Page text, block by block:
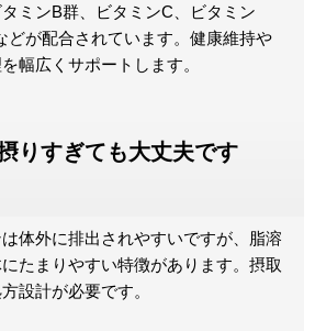
ミンB群、ビタミンC、ビタミン
どが配合されています。健康維持や
幅広くサポートします。
りすぎても大丈夫です
体外に排出されやすいですが、脂溶
たまりやすい特徴があります。摂取
設計が必要です。